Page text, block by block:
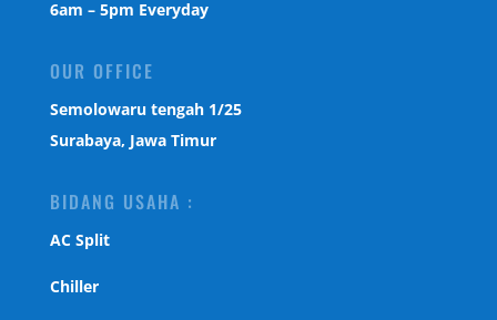
6am – 5pm Everyday
OUR OFFICE
Semolowaru tengah 1/25
Surabaya, Jawa Timur
BIDANG USAHA :
AC Split
Chiller